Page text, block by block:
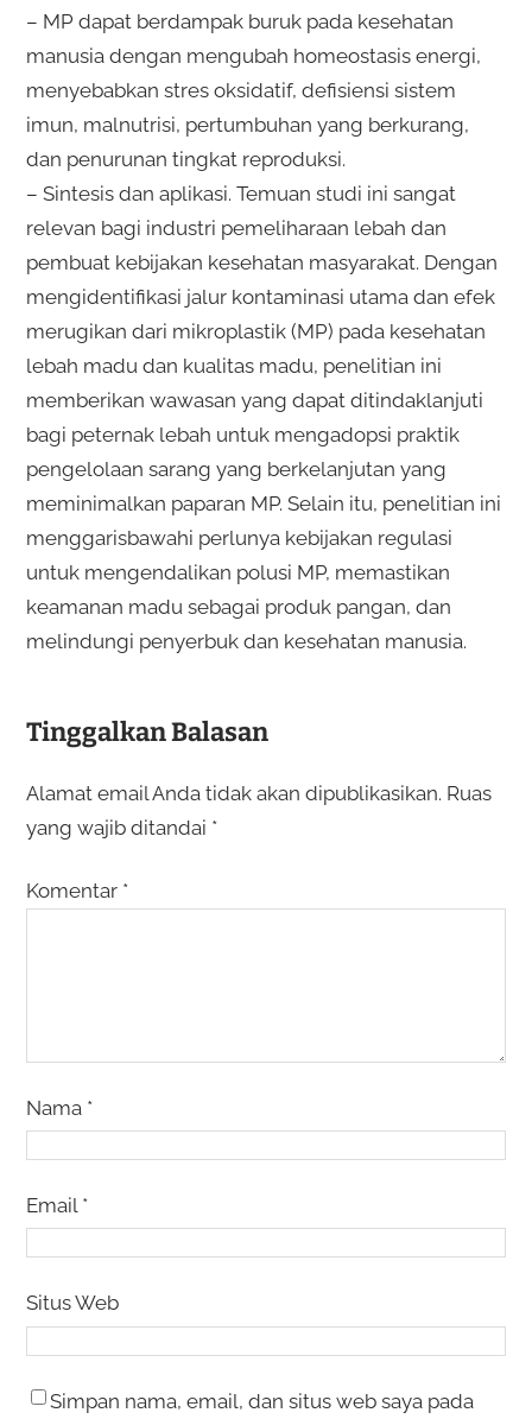
– MP dapat berdampak buruk pada kesehatan
manusia dengan mengubah homeostasis energi,
menyebabkan stres oksidatif, defisiensi sistem
imun, malnutrisi, pertumbuhan yang berkurang,
dan penurunan tingkat reproduksi.
– Sintesis dan aplikasi. Temuan studi ini sangat
relevan bagi industri pemeliharaan lebah dan
pembuat kebijakan kesehatan masyarakat. Dengan
mengidentifikasi jalur kontaminasi utama dan efek
merugikan dari mikroplastik (MP) pada kesehatan
lebah madu dan kualitas madu, penelitian ini
memberikan wawasan yang dapat ditindaklanjuti
bagi peternak lebah untuk mengadopsi praktik
pengelolaan sarang yang berkelanjutan yang
meminimalkan paparan MP. Selain itu, penelitian ini
menggarisbawahi perlunya kebijakan regulasi
untuk mengendalikan polusi MP, memastikan
keamanan madu sebagai produk pangan, dan
melindungi penyerbuk dan kesehatan manusia.
Tinggalkan Balasan
Alamat email Anda tidak akan dipublikasikan. Ruas
yang wajib ditandai *
Komentar *
Nama *
Email *
Situs Web
Simpan nama, email, dan situs web saya pada